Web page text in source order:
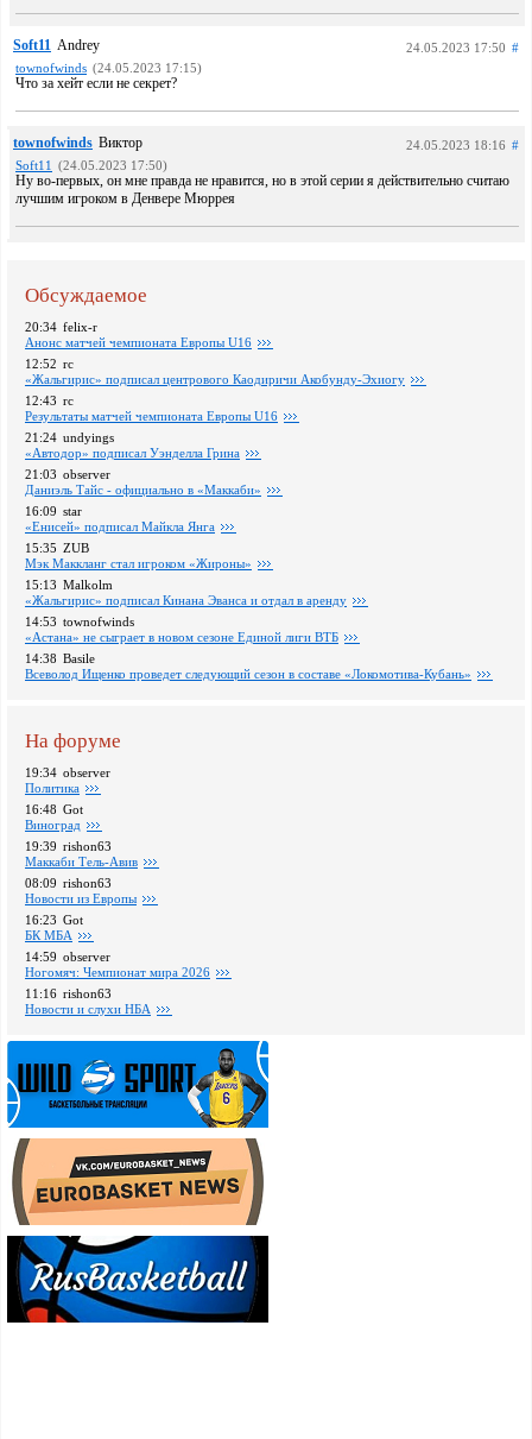
Soft11 Andrey 24.05.2023 17:50 #
townofwinds (24.05.2023 17:15)
Что за хейт если не секрет?
townofwinds Виктор 24.05.2023 18:16 #
Soft11 (24.05.2023 17:50)
Ну во-первых, он мне правда не нравится, но в этой серии я действительно считаю
лучшим игроком в Денвере Мюррея
Обсуждаемое
20:34 felix-r
Анонс матчей чемпионата Европы U16
12:52 rc
«Жальгирис» подписал центрового Каодиричи Акобунду-Эхиогу
12:43 rc
Pезультаты матчей чемпионата Европы U16
21:24 undyings
«Автодор» подписал Уэнделла Грина
21:03 observer
Даниэль Тайс - официально в «Маккаби»
16:09 star
«Енисей» подписал Майкла Янга
15:35 ZUB
Мэк Маккланг стал игроком «Жироны»
15:13 Malkolm
«Жальгирис» подписал Кинана Эванса и отдал в аренду
14:53 townofwinds
«Астана» не сыграет в новом сезоне Единой лиги ВТБ
14:38 Basile
Всеволод Ищенко проведет следующий сезон в составе «Локомотива-Кубань»
На форуме
19:34 observer
Политика
16:48 Got
Виноград
19:39 rishon63
Маккаби Тель-Авив
08:09 rishon63
Новости из Европы
16:23 Got
БК МБА
14:59 observer
Ногомяч: Чемпионат мира 2026
11:16 rishon63
Новости и слухи НБА